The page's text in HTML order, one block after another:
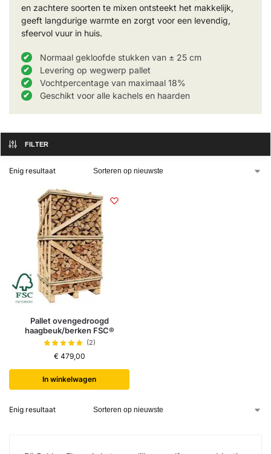
en zachtere soorten te mixen ontsteekt het makkelijk,
geeft langdurige warmte en zorgt voor een levendig,
sfeervol vuur in huis.
Normaal gekloofde stukken van ± 25 cm
Levering op wegwerp pallet
Vochtpercentage van maximaal 18%
Geschikt voor alle kachels en haarden
FILTER
Enig resultaat
Pallet ovengedroogd
haagbeuk/berken FSC®
(2)
€479,00
In winkelwagen
Enig resultaat